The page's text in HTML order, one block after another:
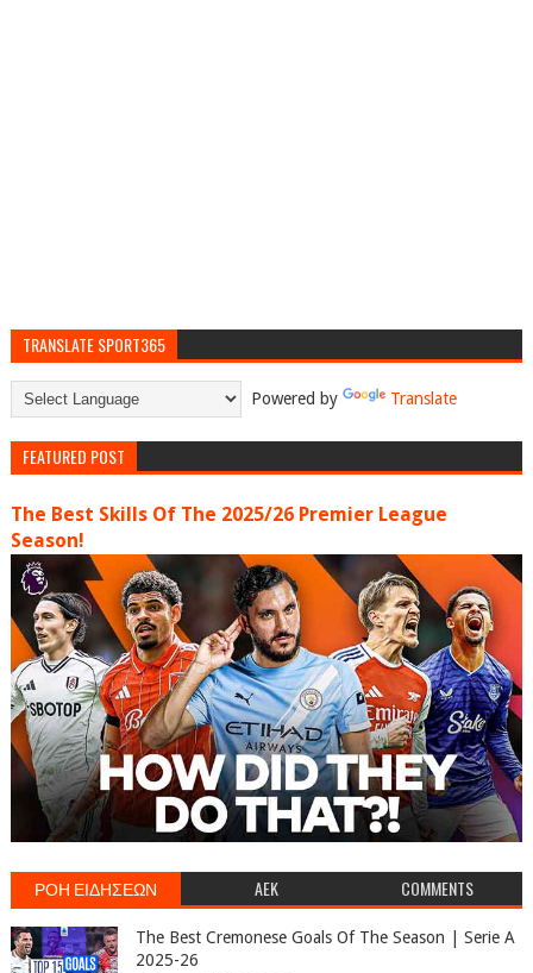
TRANSLATE SPORT365
Powered by Translate
FEATURED POST
The Best Skills Of The 2025/26 Premier League
Season!
ΡΟΗ ΕΙΔΗΣΕΩΝ AEK COMMENTS
The Best Cremonese Goals Of The Season | Serie A
2025-26